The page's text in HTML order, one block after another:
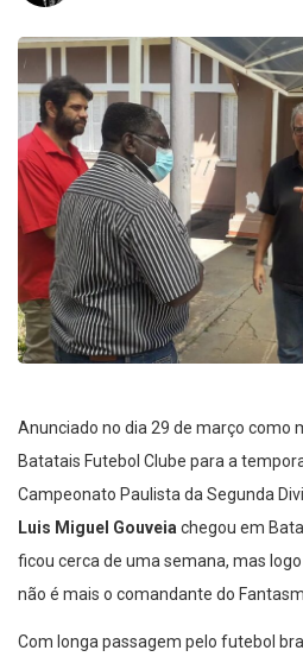
Anunciado no dia 29 de março como
Batatais Futebol Clube para a
Campeonato Paulista da Segunda
Luis Miguel Gouveia chegou em
ficou cerca de uma semana, mas
não é mais o comandante do
Com longa passagem pelo futebol